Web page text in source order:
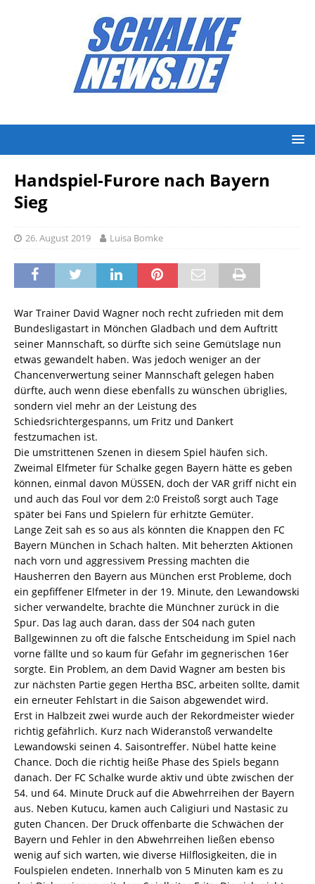
Handspiel-Furore nach Bayern
Sieg
26. August 2019 Luisa Bomke
War Trainer David Wagner noch recht zufrieden mit dem
Bundesligastart in Mönchen Gladbach und dem Auftritt
seiner Mannschaft, so dürfte sich seine Gemütslage nun
etwas gewandelt haben. Was jedoch weniger an der
Chancenverwertung seiner Mannschaft gelegen haben
dürfte, auch wenn diese ebenfalls zu wünschen übriglies,
sondern viel mehr an der Leistung des
Schiedsrichtergespanns, um Fritz und Dankert
festzumachen ist.
Die umstrittenen Szenen in diesem Spiel häufen sich.
Zweimal Elfmeter für Schalke gegen Bayern hätte es geben
können, einmal davon MÜSSEN, doch der VAR griff nicht ein
und auch das Foul vor dem 2:0 Freistoß sorgt auch Tage
später bei Fans und Spielern für erhitzte Gemüter.
Lange Zeit sah es so aus als könnten die Knappen den FC
Bayern München in Schach halten. Mit beherzten Aktionen
nach vorn und aggressivem Pressing machten die
Hausherren den Bayern aus München erst Probleme, doch
ein gepfiffener Elfmeter in der 19. Minute, den Lewandowski
sicher verwandelte, brachte die Münchner zurück in die
Spur. Das lag auch daran, dass der S04 nach guten
Ballgewinnen zu oft die falsche Entscheidung im Spiel nach
vorne fällte und so kaum für Gefahr im gegnerischen 16er
sorgte. Ein Problem, an dem David Wagner am besten bis
zur nächsten Partie gegen Hertha BSC, arbeiten sollte, damit
ein erneuter Fehlstart in die Saison abgewendet wird.
Erst in Halbzeit zwei wurde auch der Rekordmeister wieder
richtig gefährlich. Kurz nach Wideranstoß verwandelte
Lewandowski seinen 4. Saisontreffer. Nübel hatte keine
Chance. Doch die richtig heiße Phase des Spiels begann
danach. Der FC Schalke wurde aktiv und übte zwischen der
54. und 64. Minute Druck auf die Abwehrreihen der Bayern
aus. Neben Kutucu, kamen auch Caligiuri und Nastasic zu
guten Chancen. Der Druck offenbarte die Schwächen der
Bayern und Fehler in den Abwehrreihen ließen ebenso
wenig auf sich warten, wie diverse Hilflosigkeiten, die in
Foulspielen endeten. Innerhalb von 5 Minuten kam es zu